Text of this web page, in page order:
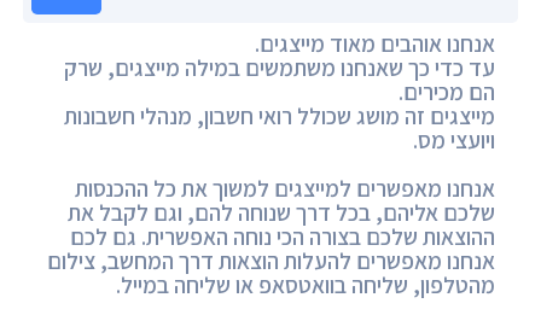
אנחנו אוהבים מאוד מייצגים.
עד כדי כך שאנחנו משתמשים במילה מייצגים, שרק
הם מכירים.
מייצגים זה מושג שכולל רואי חשבון, מנהלי חשבונות
ויועצי מס.
אנחנו מאפשרים למייצגים למשוך את כל ההכנסות
שלכם אליהם, בכל דרך שנוחה להם, וגם לקבל את
ההוצאות שלכם בצורה הכי נוחה האפשרית. גם לכם
אנחנו מאפשרים להעלות הוצאות דרך המחשב, צילום
מהטלפון, שליחה בוואטסאפ או שליחה במייל.